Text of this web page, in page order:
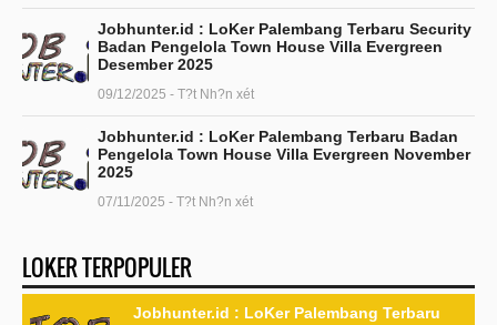
Jobhunter.id : LoKer Palembang Terbaru Security
Badan Pengelola Town House Villa Evergreen
Desember 2025
09/12/2025 - T?t Nh?n xét
Jobhunter.id : LoKer Palembang Terbaru Badan
Pengelola Town House Villa Evergreen November
2025
07/11/2025 - T?t Nh?n xét
LOKER TERPOPULER
Jobhunter.id : LoKer Palembang Terbaru